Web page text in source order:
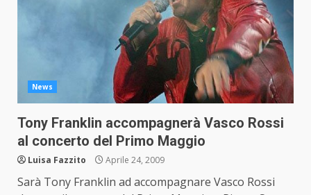
News
Tony Franklin accompagnerà Vasco Rossi
al concerto del Primo Maggio
Luisa Fazzito Aprile 24, 2009
Sarà Tony Franklin ad accompagnare Vasco Rossi